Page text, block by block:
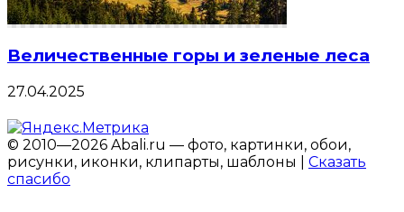
Величественные горы и зеленые леса
27.04.2025
© 2010—2026 Abali.ru — фото, картинки, обои,
рисунки, иконки, клипарты, шаблоны | Сказать
спасибо